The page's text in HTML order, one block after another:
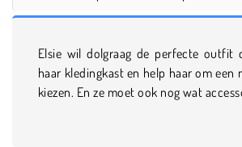
Elsie wil dolgraag de perfecte outfit
haar kledingkast en help haar om een
kiezen. En ze moet ook nog wat